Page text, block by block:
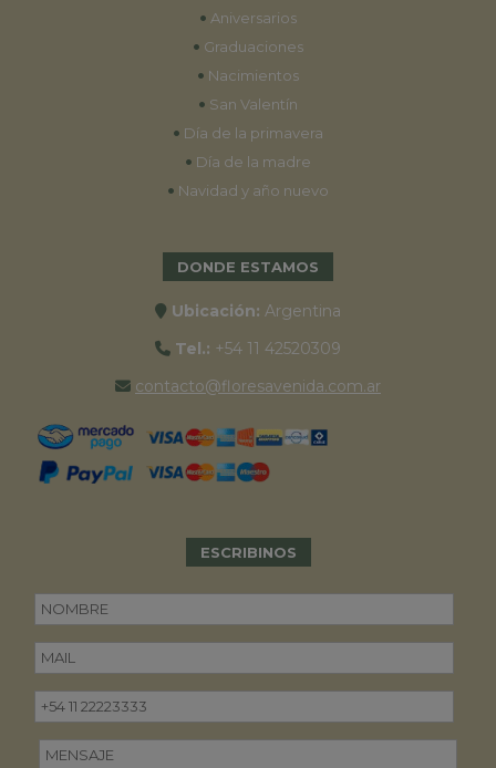
• Aniversarios
• Graduaciones
• Nacimientos
• San Valentín
• Día de la primavera
• Día de la madre
• Navidad y año nuevo
DONDE ESTAMOS
Ubicación: Argentina
Tel.: +54 11 42520309
contacto@floresavenida.com.ar
ESCRIBINOS